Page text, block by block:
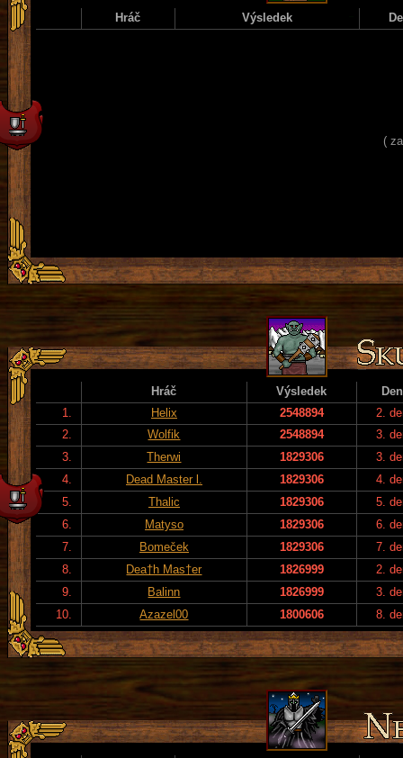
Hráč Výsledek
(
Hráč Výsledek
Den
1.
Helix 2548894
2.
2.
Wolfik 2548894
3.
3.
Therwi 1829306
3.
4.
Dead Master l. 1829306
4.
5.
Thalic 1829306
5.
6.
Matyso 1829306
6.
7.
Bomeček 1829306
7.
8.
Dea†h Mas†er 1826999
2.
9.
Balinn 1826999
3.
10.
Azazel00 1800606 8.